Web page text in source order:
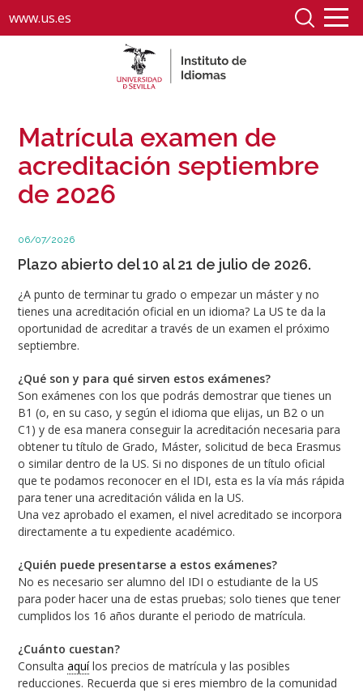
www.us.es
Matrícula examen de
acreditación septiembre
de 2026
06/07/2026
Plazo abierto del 10 al 21 de julio de 2026.
¿A punto de terminar tu grado o empezar un máster y no
tienes una acreditación oficial en un idioma? La US te da la
oportunidad de acreditar a través de un examen el próximo
septiembre.
¿Qué son y para qué sirven estos exámenes?
Son exámenes con los que podrás demostrar que tienes un
B1 (o, en su caso, y según el idioma que elijas, un B2 o un
C1) y de esa manera conseguir la acreditación necesaria para
obtener tu título de Grado, Máster, solicitud de beca Erasmus
o similar dentro de la US. Si no dispones de un título oficial
que te podamos reconocer en el IDI, esta es la vía más rápida
para tener una acreditación válida en la US.
Una vez aprobado el examen, el nivel acreditado se incorpora
directamente a tu expediente académico.
¿Quién puede presentarse a estos exámenes?
No es necesario ser alumno del IDI o estudiante de la US
para poder hacer una de estas pruebas; solo tienes que tener
cumplidos los 16 años durante el periodo de matrícula.
¿Cuánto cuestan?
Consultaaquílos precios de matrícula y las posibles
reducciones. Recuerda que si eres miembro de la comunidad